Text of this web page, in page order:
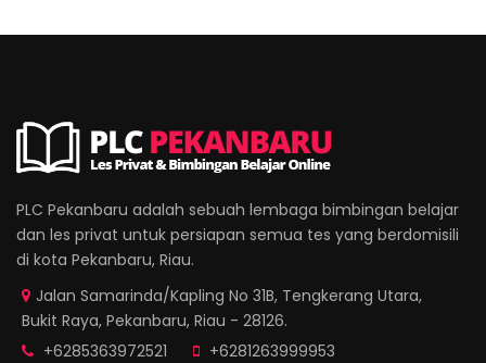
PLC Pekanbaru adalah sebuah lembaga bimbingan belajar
dan les privat untuk persiapan semua tes yang berdomisili
di kota Pekanbaru, Riau.
Jalan Samarinda/Kapling No 31B, Tengkerang Utara,
Bukit Raya, Pekanbaru, Riau - 28126.
+6285363972521
+6281263999953